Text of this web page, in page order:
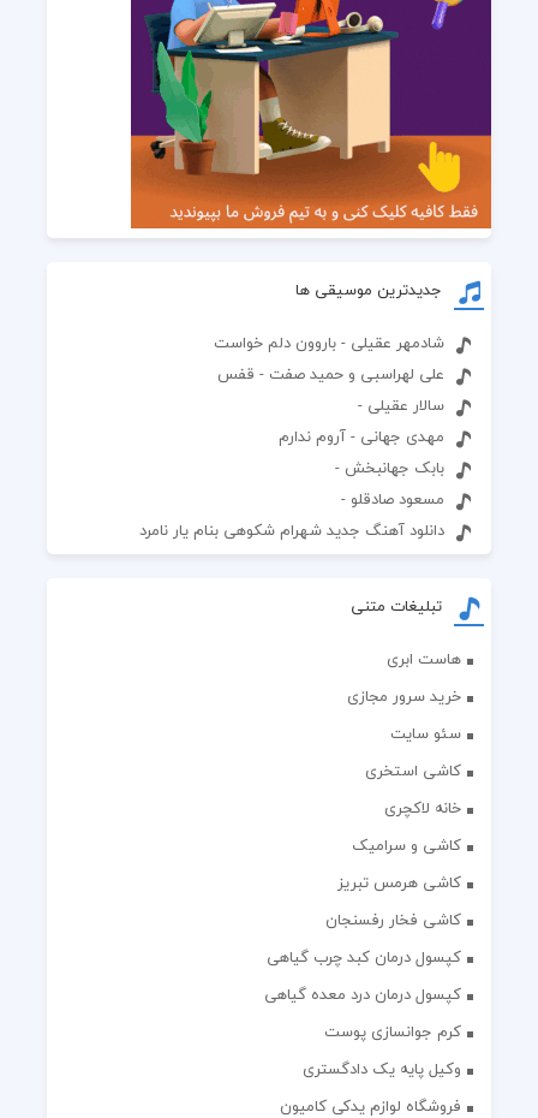
جدیدترین موسیقی ها
شادمهر عقیلی - باروون دلم خواست
علی لهراسبی و حمید صفت - قفس
سالار عقیلی -
مهدی جهانی - آروم ندارم
بابک جهانبخش -
مسعود صادقلو -
دانلود آهنگ جدید شهرام شکوهی بنام یار نامرد
تبلیغات متنی
هاست ابری
خرید سرور مجازی
سئو سایت
کاشی استخری
خانه لاکچری
کاشی و سرامیک
کاشی هرمس تبریز
کاشی فخار رفسنجان
کپسول درمان کبد چرب گیاهی
کپسول درمان درد معده گیاهی
کرم جوانسازی پوست
وکیل پایه یک دادگستری
فروشگاه لوازم یدکی کامیون